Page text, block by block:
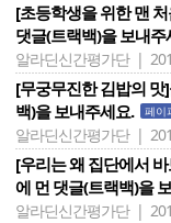
[초등학생을 위한 맨
댓글(트랙백)을 보내주
알라딘신간평가단 |
[무궁무진한 김밥의 맛
백)을 보내주세요.
페이
알라딘신간평가단 |
[우리는 왜 집단에서
에 먼 댓글(트랙백)을
알라딘신간평가단 |